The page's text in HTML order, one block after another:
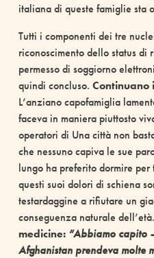
italiana di queste famiglie sta
Tutti i componenti dei tre
riconoscimento dello status di
permesso di soggiorno
quindi concluso. Continuano
L’anziano capofamiglia
faceva in maniera piuttosto
operatori di Una città non
che nessuno capiva le sue
lungo ha preferito dormire
questi suoi dolori di schiena
testardaggine a rifiutare un
conseguenza naturale dell’età.
medicine: “Abbiamo capito
Afghanistan prendeva molte